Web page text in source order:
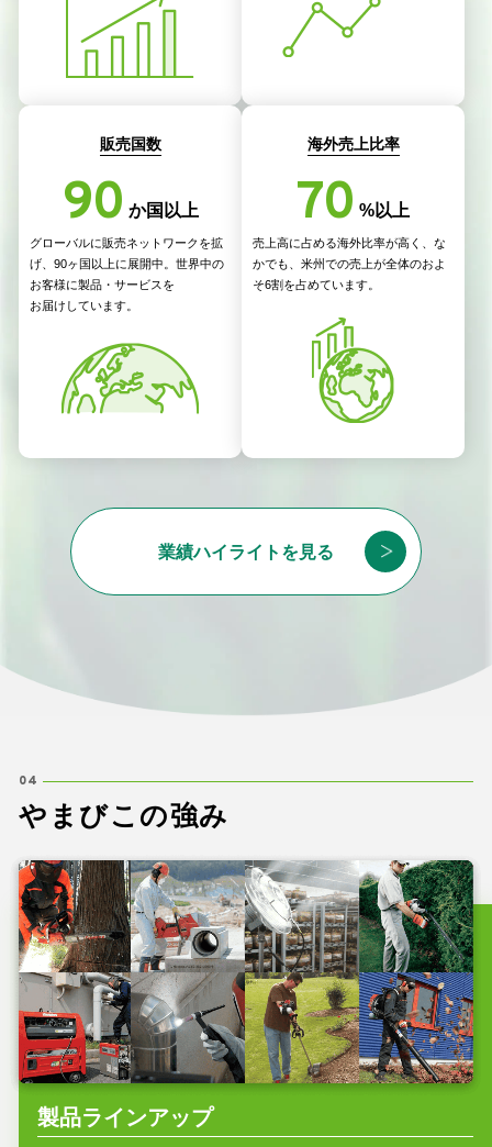
販売国数
90 か国以上
グローバルに販売ネットワークを拡
げ、90ヶ国以上に展開中。世界中の
お客様に製品・サービスを
お届けしています。
海外売上比率
70 %以上
売上高に占める海外比率が高く、な
かでも、米州での売上が全体のおよ
そ6割を占めています。
業績ハイライトを見る
04
や ま びこ の強み
製品ラインアップ